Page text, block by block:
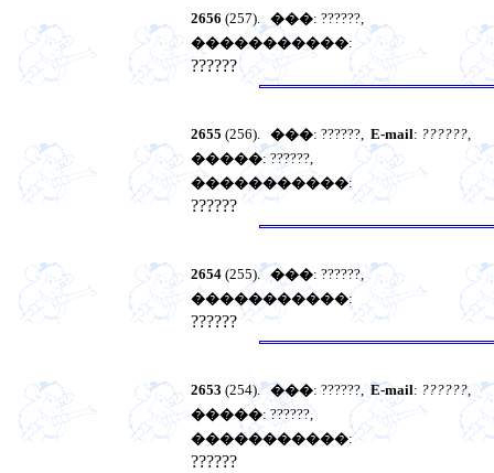
2656 (257). ���: ??????,
�����������:
??????
2655 (256). ���: ??????, E-mail: ??????,
�����: ??????,
�����������:
??????
2654 (255). ���: ??????,
�����������:
??????
2653 (254).���: ??????,E-mail: ??????,
�����: ??????,
�����������:
??????